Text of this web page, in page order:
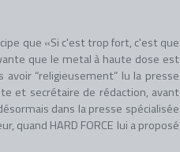
que «Si c'est trop fort, c'est que
que le metal à haute dose est
“religieusement” lu la presse
et secrétaire de rédaction, avant
dans la presse spécialisée
HARD FORCE lui a proposé